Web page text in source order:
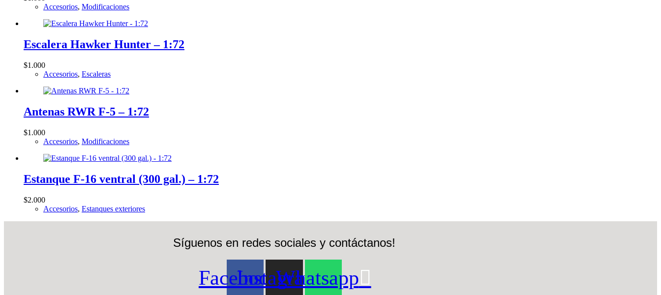
Accesorios, Modificaciones
Escalera Hawker Hunter – 1:72
$1.000
Accesorios, Escaleras
Antenas RWR F-5 – 1:72
$1.000
Accesorios, Modificaciones
Estanque F-16 ventral (300 gal.) – 1:72
$2.000
Accesorios, Estanques exteriores
Síguenos en redes sociales y contáctanos!
Facebook
Instagram
Whatsapp